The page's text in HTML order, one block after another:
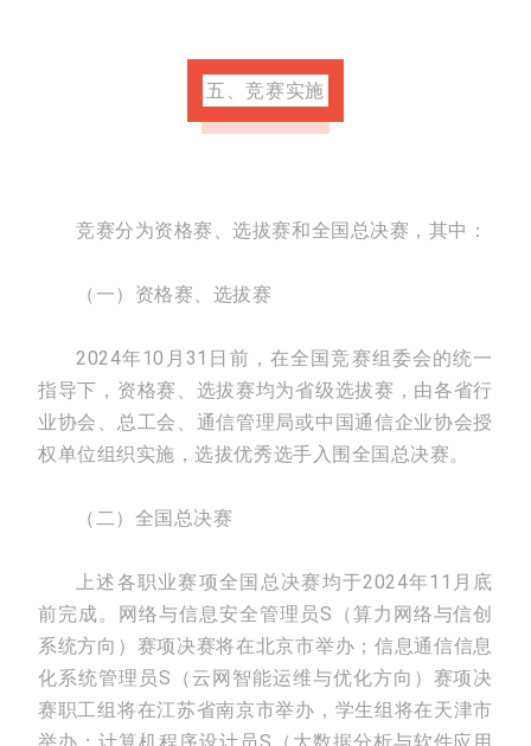
五、竞赛实施
竞赛分为资格赛、选拔赛和全国总决赛，其中：
（一）资格赛、选拔赛
2024年10月31日前，在全国竞赛组委会的统一
指导下，资格赛、选拔赛均为省级选拔赛，由各省行
业协会、总工会、通信管理局或中国通信企业协会授
权单位组织实施，选拔优秀选手入围全国总决赛。
（二）全国总决赛
上述各职业赛项全国总决赛均于2024年11月底
前完成。网络与信息安全管理员S（算力网络与信创
系统方向）赛项决赛将在北京市举办；信息通信信息
化系统管理员S（云网智能运维与优化方向）赛项决
赛职工组将在江苏省南京市举办，学生组将在天津市